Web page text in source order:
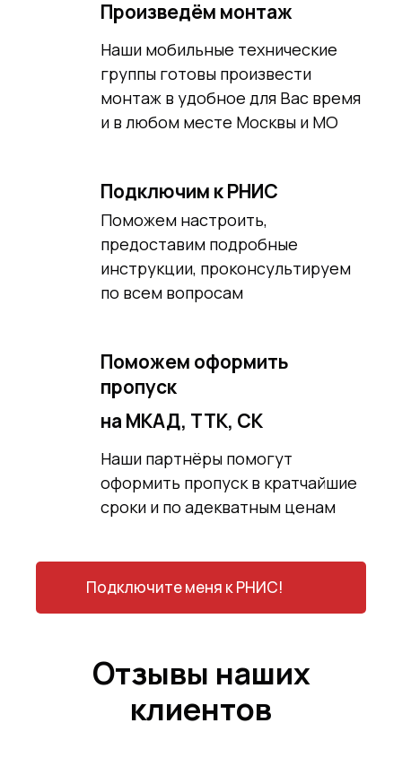
Произведём монтаж
Наши мобильные технические
группы готовы произвести
монтаж в удобное для Вас время
и в любом месте Москвы и МО
Подключим к РНИС
Поможем настроить,
предоставим подробные
инструкции, проконсультируем
по всем вопросам
Поможем оформить
пропуск
на МКАД, ТТК, СК
Наши партнёры помогут
оформить пропуск в кратчайшие
сроки и по адекватным ценам
Подключите меня к РНИС!
Отзывы наших
клиентов